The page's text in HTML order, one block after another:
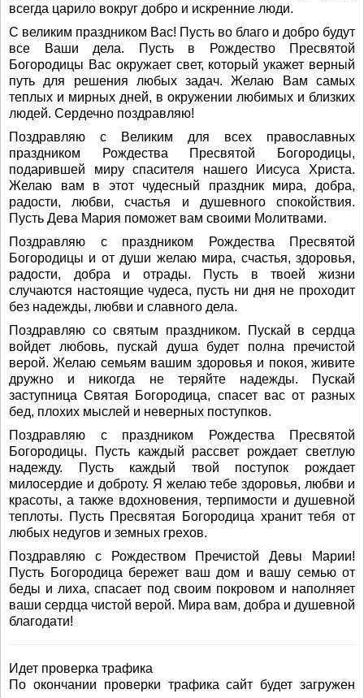
всегда царило вокруг добро и искренние люди.
С великим праздником Вас! Пусть во благо и добро будут
все Ваши дела. Пусть в Рождество Пресвятой
Богородицы Вас окружает свет, который укажет верный
путь для решения любых задач. Желаю Вам самых
теплых и мирных дней, в окружении любимых и близких
людей. Сердечно поздравляю!
Поздравляю с Великим для всех православных
праздником Рождества Пресвятой Богородицы,
подарившей миру спасителя нашего Иисуса Христа.
Желаю вам в этот чудесный праздник мира, добра,
радости, любви, счастья и душевного спокойствия.
Пусть Дева Мария поможет вам своими Молитвами.
Поздравляю с праздником Рождества Пресвятой
Богородицы и от души желаю мира, счастья, здоровья,
радости, добра и отрады. Пусть в твоей жизни
случаются настоящие чудеса, пусть ни дня не проходит
без надежды, любви и славного дела.
Поздравляю со святым праздником. Пускай в сердца
войдет любовь, пускай душа будет полна пречистой
верой. Желаю семьям вашим здоровья и покоя, живите
дружно и никогда не теряйте надежды. Пускай
заступница Святая Богородица, спасет вас от разных
бед, плохих мыслей и неверных поступков.
Поздравляю с праздником Рождества Пресвятой
Богородицы. Пусть каждый рассвет рождает светлую
надежду. Пусть каждый твой поступок рождает
милосердие и доброту. Я желаю тебе здоровья, любви и
красоты, а также вдохновения, терпимости и душевной
теплоты. Пусть Пресвятая Богородица хранит тебя от
любых недугов и земных грехов.
Поздравляю с Рождеством Пречистой Девы Марии!
Пусть Богородица бережет ваш дом и вашу семью от
беды и лиха, спасает под своим покровом и наполняет
ваши сердца чистой верой. Мира вам, добра и душевной
благодати!
Идет проверка трафика
По окончании проверки трафика сайт будет загружен